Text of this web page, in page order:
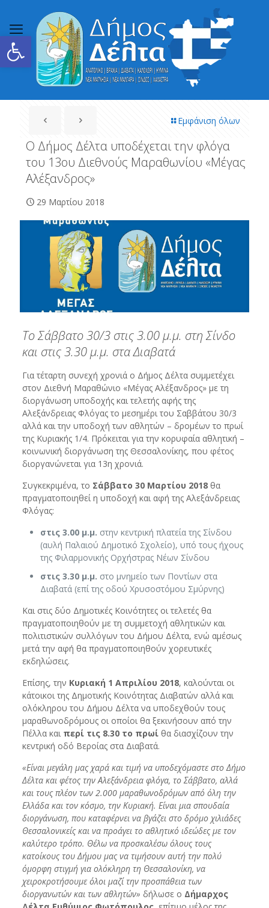
Ανοίξτε τη γραμμή εργαλείων
Εμφάνιση όλων
Ο Δήμος Δέλτα υποδέχεται την φλόγα
του 13ου Διεθνούς Μαραθωνίου «Μέγας
Αλέξανδρος»
29 Μαρτίου 2018
Το Σάββατο 30/3 στις 3.00 μ.μ. στη Σίνδο
και στις 3.30 μ.μ. στα Διαβατά
Για τέταρτη συνεχή χρονιά ο Δήμος Δέλτα συμμετέχει
στον Διεθνή Μαραθώνιο «Μέγας Αλέξανδρος» με τη
διοργάνωση υποδοχής και τελετής αφής της
Αλεξάνδρειας Φλόγας το μεσημέρι του Σαββάτου 30/3
αλλά και την υποδοχή των αθλητών – δρομέων το πρωί
της Κυριακής 1/4. Πρόκειται για την κορυφαία αθλητική –
κοινωνική διοργάνωση της Θεσσαλονίκης, που φέτος
διοργανώνεται για 13η χρονιά.
Συγκεκριμένα, το Σάββατο 30 Μαρτίου 2018θα
πραγματοποιηθεί η υποδοχή και αφή της Αλεξάνδρειας
Φλόγας:
στις 3.00 μ.μ. στην κεντρική πλατεία της Σίνδου
(αυλή Παλαιού Δημοτικό Σχολείο), υπό τους ήχους
της Φιλαρμονικής Ορχήστρας Νέων Σίνδου
στις 3.30 μ.μ. στο μνημείο των Ποντίων στα
Διαβατά (επί της οδού Χρυσοστόμου Σμύρνης)
Και στις δύο Δημοτικές Κοινότητες οι τελετές θα
πραγματοποιηθούν με τη συμμετοχή αθλητικών και
πολιτιστικών συλλόγων του Δήμου Δέλτα, ενώ αμέσως
μετά την αφή θα πραγματοποιηθούν χορευτικές
εκδηλώσεις.
Επίσης, την Κυριακή 1 Απριλίου 2018, καλούνται οι
κάτοικοι της Δημοτικής Κοινότητας Διαβατών αλλά και
ολόκληρου του Δήμου Δέλτα να υποδεχθούν τους
μαραθωνοδρόμους οι οποίοι θα ξεκινήσουν από την
Πέλλα και περί τις 8.30 το πρωίθα διασχίζουν την
κεντρική οδό Βεροίας στα Διαβατά.
«Είναι μεγάλη μας χαρά και τιμή να υποδεχόμαστε στο Δήμο
Δέλτα και φέτος την Αλεξάνδρεια φλόγα, το Σάββατο, αλλά
και τους πλέον των 2.000 μαραθωνοδρόμων από όλη την
Ελλάδα και τον κόσμο, την Κυριακή. Είναι μια σπουδαία
διοργάνωση, που καταφέρνει να βγάζει στο δρόμο χιλιάδες
Θεσσαλονικείς και να προάγει το αθλητικό ιδεώδες με τον
καλύτερο τρόπο. Θέλω να προσκαλέσω όλους τους
κατοίκους του Δήμου μας να τιμήσουν αυτή την πολύ
όμορφη στιγμή για ολόκληρη τη Θεσσαλονίκη, να
χειροκροτήσουμε όλοι μαζί την προσπάθεια των
διοργανωτών και των αθλητών» δήλωσε ο Δήμαρχος